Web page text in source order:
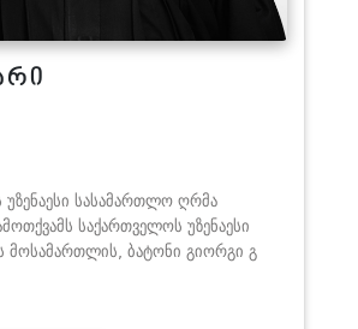
სასამართლო ღრმა
საქართველოს უზენაესი
მოსამართლის, ბატონი გიორგი გ